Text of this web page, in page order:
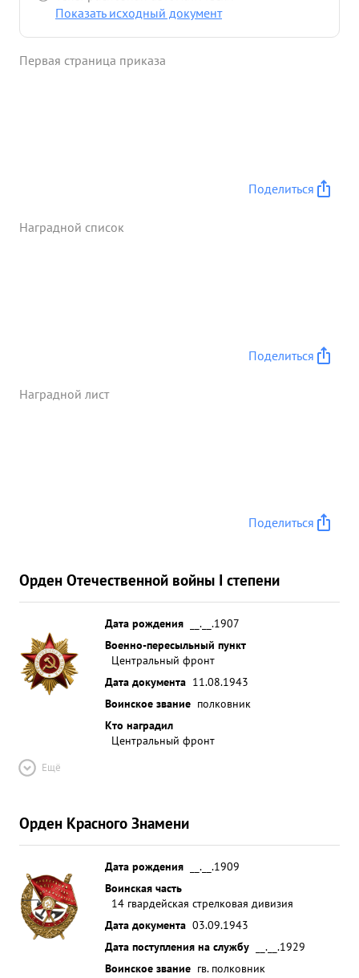
горючим. Лично высоко дисциплинирован
оперативно много помогал частям в их боевой
Показать исходный документ
Первая страница приказа
Поделиться
Наградной список
Поделиться
Наградной лист
Поделиться
Орден Отечественной войны I степени
Дата рождения
__.__.1907
Военно-пересыльный пункт
Центральный фронт
Дата документа 11.08.1943
Воинское звание полковник
Кто наградил
Центральный фронт
Ещё
Орден Красного Знамени
Дата рождения
__.__.1909
Воинская часть
14 гвардейская стрелковая дивизия
Дата документа 03.09.1943
Дата поступления на службу
__.__.1929
Воинское звание гв. полковник